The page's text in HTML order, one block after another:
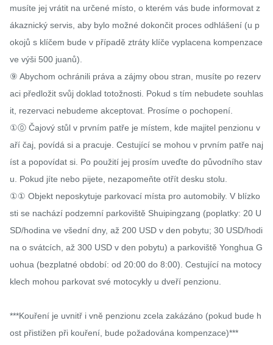
musíte jej vrátit na určené místo, o kterém vás bude informovat z
ákaznický servis, aby bylo možné dokončit proces odhlášení (u p
okojů s klíčem bude v případě ztráty klíče vyplacena kompenzace
ve výši 500 juanů).
⑨ Abychom ochránili práva a zájmy obou stran, musíte po rezerv
aci předložit svůj doklad totožnosti. Pokud s tím nebudete souhlas
it, rezervaci nebudeme akceptovat. Prosíme o pochopení.
①⓪ Čajový stůl v prvním patře je místem, kde majitel penzionu v
aří čaj, povídá si a pracuje. Cestující se mohou v prvním patře naj
íst a popovídat si. Po použití jej prosím uveďte do původního stav
u. Pokud jíte nebo pijete, nezapomeňte otřít desku stolu.
①① Objekt neposkytuje parkovací místa pro automobily. V blízko
sti se nachází podzemní parkoviště Shuipingzang (poplatky: 20 U
SD/hodina ve všední dny, až 200 USD v den pobytu; 30 USD/hodi
na o svátcích, až 300 USD v den pobytu) a parkoviště Yonghua G
uohua (bezplatné období: od 20:00 do 8:00). Cestující na motocy
klech mohou parkovat své motocykly u dveří penzionu.
***Kouření je uvnitř i vně penzionu zcela zakázáno (pokud bude h
ost přistižen při kouření, bude požadována kompenzace)***